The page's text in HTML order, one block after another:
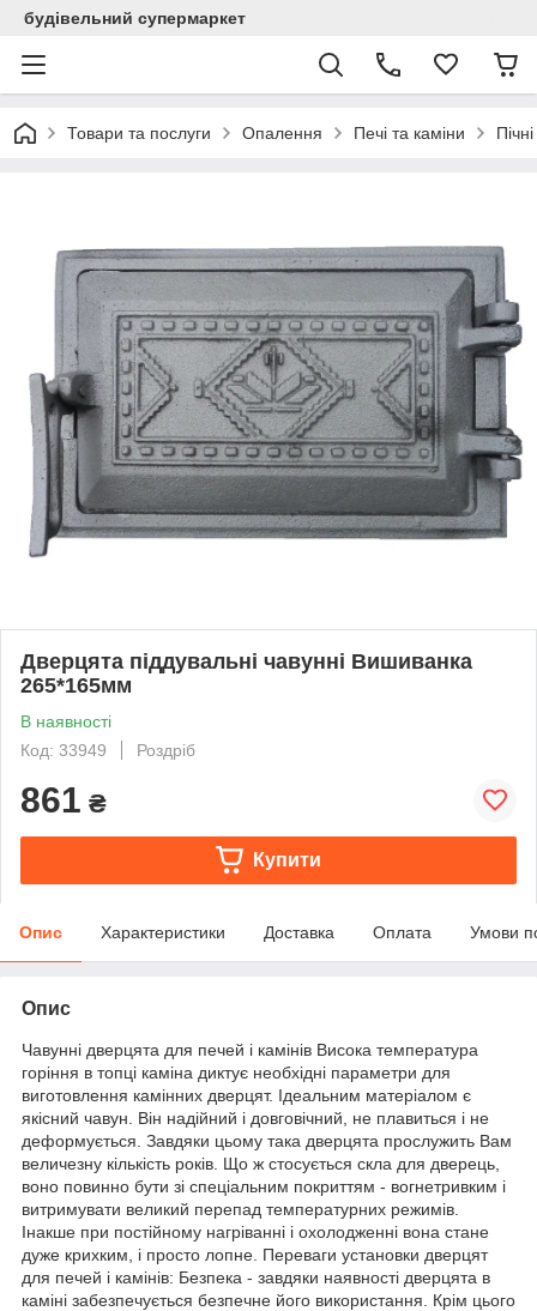
будівельний супермаркет
Товари та послуги Опалення Печі та каміни
Дверцята піддувальні чавунні Вишиванка
265*165мм
В наявності
Код: 33949
Роздріб
861 ₴
Купити
Опис Характеристики Доставка Оплата Умови
Опис
Чавунні дверцята для печей і камінів Висока температура
горіння в топці каміна диктує необхідні параметри для
виготовлення камінних дверцят. Ідеальним матеріалом є
якісний чавун. Він надійний і довговічний, не плавиться і не
деформується. Завдяки цьому така дверцята прослужить Вам
величезну кількість років. Що ж стосується скла для дверець,
воно повинно бути зі спеціальним покриттям - вогнетривким і
витримувати великий перепад температурних режимів.
Інакше при постійному нагріванні і охолодженні вона стане
дуже крихким, і просто лопне. Переваги установки дверцят
для печей і камінів: Безпека - завдяки наявності дверцята в
каміні забезпечується безпечне його використання. Крім цього